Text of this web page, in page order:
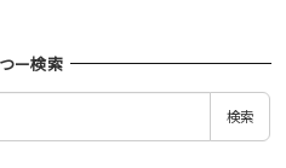
ー検索
検索